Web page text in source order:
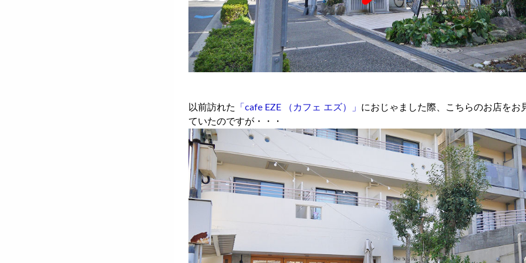
以前訪れた 「cafe EZE （カフェ エズ）」 におじゃました際、こちらのお店をお
ていたのですが・・・